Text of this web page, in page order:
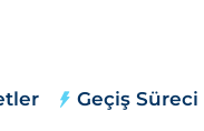
Geçiş Süreci